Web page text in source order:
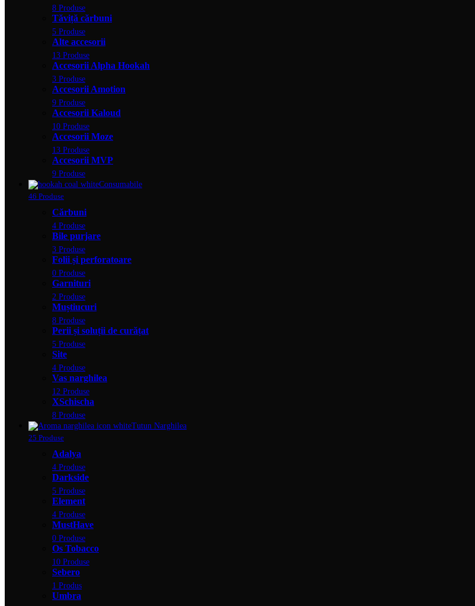
8 Produse
Tăviță cărbuni
5 Produse
Alte accesorii
13 Produse
Accesorii Alpha Hookah
3 Produse
Accesorii Amotion
9 Produse
Accesorii Kaloud
10 Produse
Accesorii Moze
13 Produse
Accesorii MVP
9 Produse
Consumabile
46 Produse
Cărbuni
4 Produse
Bile purjare
3 Produse
Folii și perforatoare
0 Produse
Garnituri
2 Produse
Muștiucuri
8 Produse
Perii și soluții de curățat
5 Produse
Site
4 Produse
Vas narghilea
12 Produse
XSchischa
8 Produse
Tutun Narghilea
25 Produse
Adalya
4 Produse
Darkside
5 Produse
Element
4 Produse
MustHave
0 Produse
Os Tobacco
10 Produse
Sebero
1 Produs
Umbra